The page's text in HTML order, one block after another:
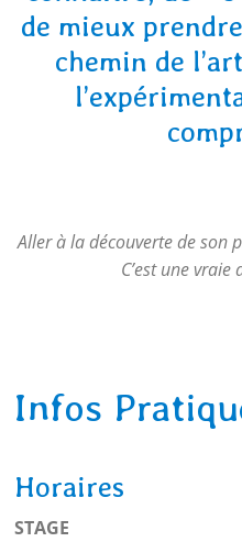
de mieux
chemin de
Aller à la découverte de son
C’est une vraie
Infos
Horaires
STAGE